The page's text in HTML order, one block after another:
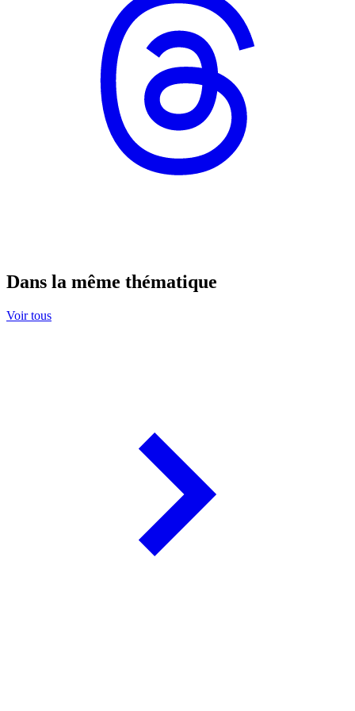
Dans la même thématique
Voir tous